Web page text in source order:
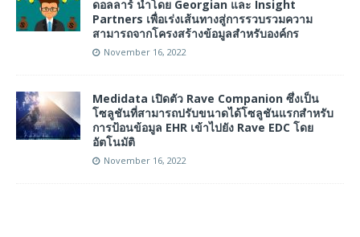
ดอลลาร์ นำโดย Georgian และ Insight
Partners เพื่อเร่งเส้นทางสู่การรวบรวมความ
สามารถจากโครงสร้างข้อมูลสำหรับองค์กร
November 16, 2022
Medidata เปิดตัว Rave Companion ซึ่งเป็น
โซลูชันที่สามารถปรับขนาดได้โซลูชันแรกสำหรับ
การป้อนข้อมูล EHR เข้าไปยัง Rave EDC โดย
อัตโนมัติ
November 16, 2022